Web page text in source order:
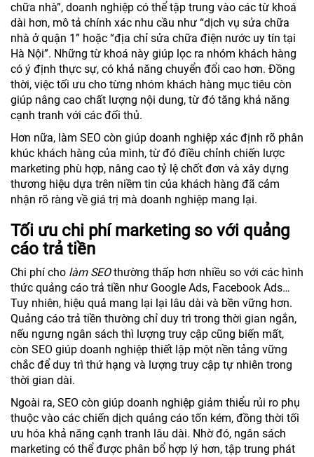
chữa nhà”, doanh nghiệp có thể tập trung vào các từ khoá
dài hơn, mô tả chính xác nhu cầu như “dịch vụ sửa chữa
nhà ở quận 1” hoặc “địa chỉ sửa chữa điện nước uy tín tại
Hà Nội”. Những từ khoá này giúp lọc ra nhóm khách hàng
có ý định thực sự, có khả năng chuyển đổi cao hơn. Đồng
thời, việc tối ưu cho từng nhóm khách hàng mục tiêu còn
giúp nâng cao chất lượng nội dung, từ đó tăng khả năng
cạnh tranh với các đối thủ.
Hơn nữa, làm SEO còn giúp doanh nghiệp xác định rõ phân
khúc khách hàng của mình, từ đó điều chỉnh chiến lược
marketing phù hợp, nâng cao tỷ lệ chốt đơn và xây dựng
thương hiệu dựa trên niềm tin của khách hàng đã cảm
nhận rõ ràng về giá trị mà doanh nghiệp mang lại.
Tối ưu chi phí marketing so với quảng
cáo trả tiền
Chi phí cho làm SEOthường thấp hơn nhiều so với các hình
thức quảng cáo trả tiền như Google Ads, Facebook Ads…
Tuy nhiên, hiệu quả mang lại lại lâu dài và bền vững hơn.
Quảng cáo trả tiền thường chỉ duy trì trong thời gian ngắn,
nếu ngưng ngân sách thì lượng truy cập cũng biến mất,
còn SEO giúp doanh nghiệp thiết lập một nền tảng vững
chắc để duy trì thứ hạng và lượng truy cập tự nhiên trong
thời gian dài.
Ngoài ra, SEO còn giúp doanh nghiệp giảm thiểu rủi ro phụ
thuộc vào các chiến dịch quảng cáo tốn kém, đồng thời tối
ưu hóa khả năng cạnh tranh lâu dài. Nhờ đó, ngân sách
marketing có thể được phân bổ hợp lý hơn, tập trung phát